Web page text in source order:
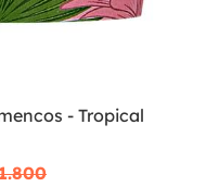
- Tropical